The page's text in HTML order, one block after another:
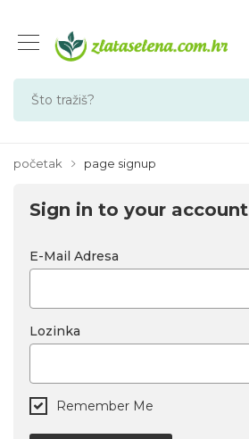
početak page signup
Sign in to your account
E-Mail Adresa
Lozinka
Remember Me